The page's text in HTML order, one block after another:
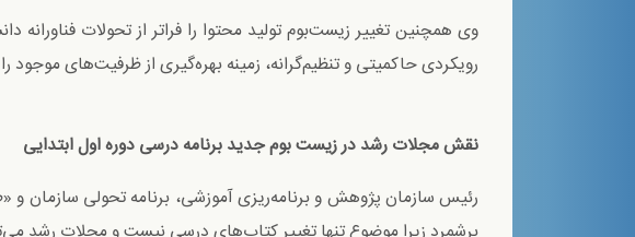
وی همچنین تغییر زیست‌بوم تولید محتوا را فراتر از تحولات فناورانه
رویکردی حاکمیتی و تنظیم‌گرانه، زمینه بهره‌گیری از ظرفیت‌های موجود
نقش مجلات رشد در زيست بوم جديد برنامه درسی دوره اول ابتدايی
رئیس سازمان پژوهش و برنامه‌ریزی آموزشی، برنامه تحولی سازمان